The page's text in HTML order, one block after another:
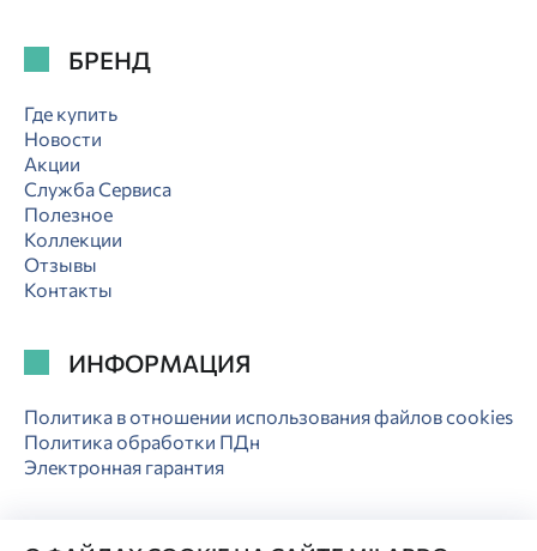
БРЕНД
Где купить
Новости
Акции
Служба Сервиса
Полезное
Коллекции
Отзывы
Контакты
ИНФОРМАЦИЯ
Политика в отношении использования файлов cookies
Политика обработки ПДн
Электронная гарантия